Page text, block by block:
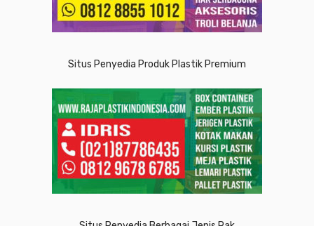
Situs Penyedia Produk Plastik Premium